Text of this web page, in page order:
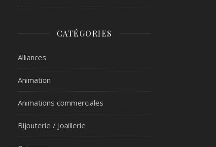
CATÉGORIES
Alliances
Animation
Animations commerciales
Bijouterie / Joaillerie